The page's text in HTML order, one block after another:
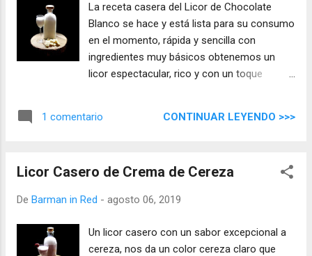
La receta casera del Licor de Chocolate
Blanco se hace y está lista para su consumo
en el momento, rápida y sencilla con
ingredientes muy básicos obtenemos un
licor espectacular, rico y con un toque
1 comentario CONTINUAR LEYENDO >>>
Licor Casero de Crema de Cereza
De Barman in Red - agosto 06, 2019
Un licor casero con un sabor excepcional a
cereza, nos da un color cereza claro que